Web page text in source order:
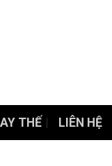
THẾ LIÊN HỆ